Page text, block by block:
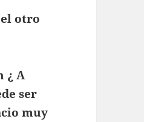
otro
¿ A
ser
muy